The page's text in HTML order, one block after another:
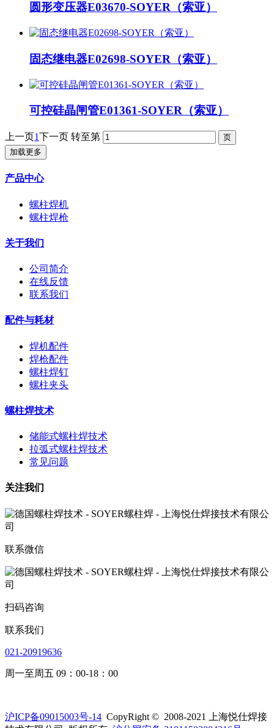
圆形变压器E03670-SOYER（索亚）
固态继电器E02698-SOYER（索亚）
可控硅晶闸管E01361-SOYER（索亚）
上一页1下一页 转至第
加载更多
产品中心
螺柱焊机
螺柱焊枪
关于我们
公司简介
在线反馈
联系我们
配件与耗材
焊机配件
焊枪配件
螺柱焊钉
螺柱夹头
螺柱焊技术
储能式螺柱焊技术
拉弧式螺柱焊技术
常见问题
关注我们
联系微信
扫码咨询
联系我们
021-20919636
周一至周五 09：00-18：00
沪ICP备09015003号-14 CopyRight © 2008-2021 上海悦仕焊接